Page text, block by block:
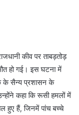
कीव पर ताबड़तोड़
हो गई। इस घटना में
के सैन्य प्रशासन के
कहा कि रूसी हमलों में
हुए हैं, जिनमें पांच बच्चे